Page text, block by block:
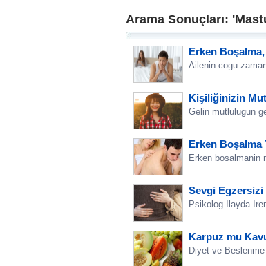
Arama Sonuçları:
Erken
Ailenin cogu
Kişiliğinizin
Gelin mutlulugun
Erken Boşalma
Erken bosalmanin
Sevgi Egzersizi
Psikolog Ilayda
Karpuz mu
Diyet ve